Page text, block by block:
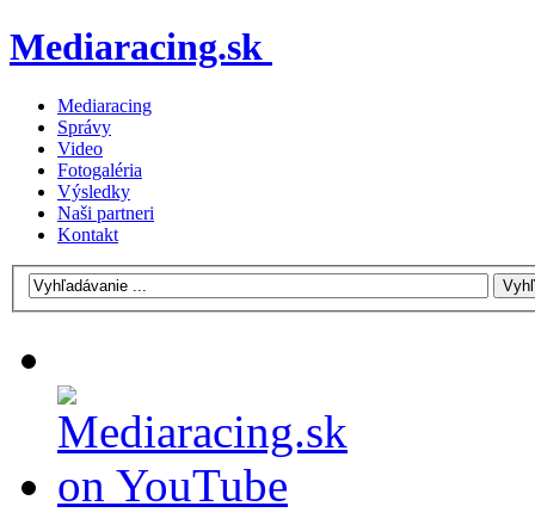
Mediaracing.sk
Mediaracing
Správy
Video
Fotogaléria
Výsledky
Naši partneri
Kontakt